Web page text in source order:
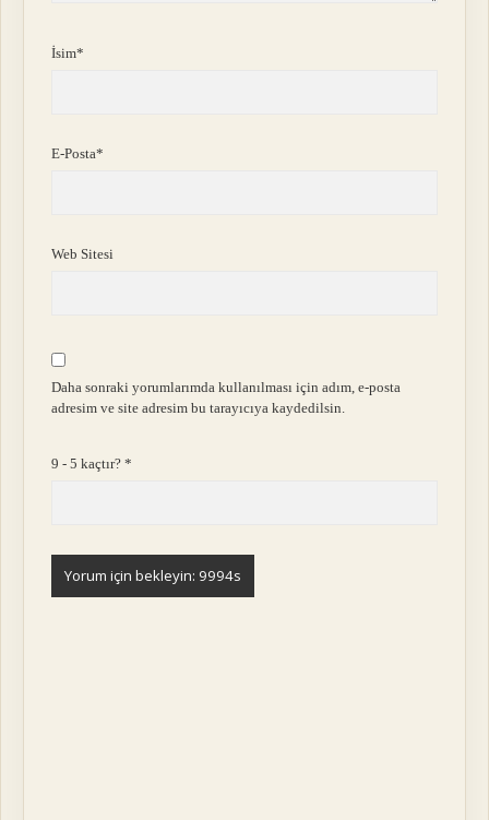
İsim*
E-Posta*
Web Sitesi
Daha sonraki yorumlarımda kullanılması için adım, e-posta
adresim ve site adresim bu tarayıcıya kaydedilsin.
9 - 5 kaçtır?*